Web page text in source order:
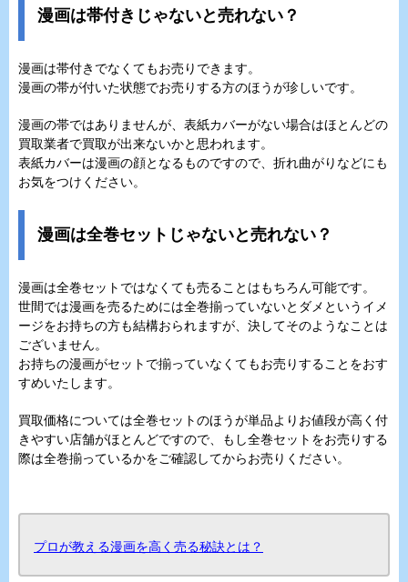
漫画は帯付きじゃないと売れない？
漫画は帯付きでなくてもお売りできます。
漫画の帯が付いた状態でお売りする方のほうが珍しいです。
漫画の帯ではありませんが、表紙カバーがない場合はほとんどの
買取業者で買取が出来ないかと思われます。
表紙カバーは漫画の顔となるものですので、折れ曲がりなどにも
お気をつけください。
漫画は全巻セットじゃないと売れない？
漫画は全巻セットではなくても売ることはもちろん可能です。
世間では漫画を売るためには全巻揃っていないとダメというイメ
ージをお持ちの方も結構おられますが、決してそのようなことは
ございません。
お持ちの漫画がセットで揃っていなくてもお売りすることをおす
すめいたします。
買取価格については全巻セットのほうが単品よりお値段が高く付
きやすい店舗がほとんどですので、もし全巻セットをお売りする
際は全巻揃っているかをご確認してからお売りください。
プロが教える漫画を高く売る秘訣とは？